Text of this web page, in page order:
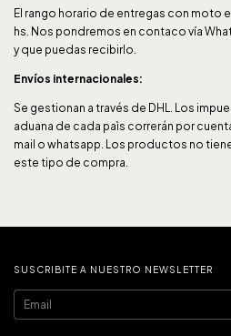
El rango horario de entregas con moto
hs. Nos pondremos en contaco vía
y que puedas recibirlo.
Envíos internacionales:
Se gestionan a través de DHL. Los
aduana de cada paìs correrán por
mail o whatsapp. Los productos no
este tipo de compra.
SUSCRIBITE A NUESTRO NEWSLETTER